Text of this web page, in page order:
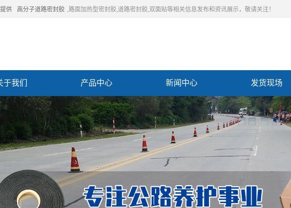
供 高分子道路密封胶 ,路面加热型密封胶,道路密封胶,双面贴等相关信息发布和资讯展示，敬请关注！
于我们 产品中心 新闻中心 发货现场